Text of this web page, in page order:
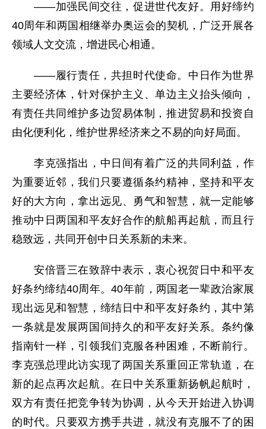
——加强民间交往，促进世代友好。用好缔约
40周年和两国相继举办奥运会的契机，广泛开展各
领域人文交流，增进民心相通。
——履行责任，共担时代使命。中日作为世界
主要经济体，针对保护主义、单边主义抬头倾向，
有责任共同维护多边贸易体制，推进贸易和投资自
由化便利化，维护世界经济来之不易的向好局面。
李克强指出，中日间有着广泛的共同利益，作
为重要近邻，我们只要遵循条约精神，坚持和平友
好的大方向，拿出远见、勇气和智慧，就一定能够
推动中日两国和平友好合作的航船再起航，而且行
稳致远，共同开创中日关系新的未来。
安倍晋三在致辞中表示，衷心祝贺日中和平友
好条约缔结40周年。40年前，两国老一辈政治家展
现出远见和智慧，缔结日中和平友好条约，其中第
一条就是发展两国间持久的和平友好关系。条约像
指南针一样，引领我们克服各种困难，不断前行。
李克强总理此访实现了两国关系重回正常轨道，在
新的起点再次起航。在日中关系重新扬帆起航时，
双方有责任把竞争转为协调，从今天开始进入协调
的时代。只要双方携手共进，就没有克服不了的困